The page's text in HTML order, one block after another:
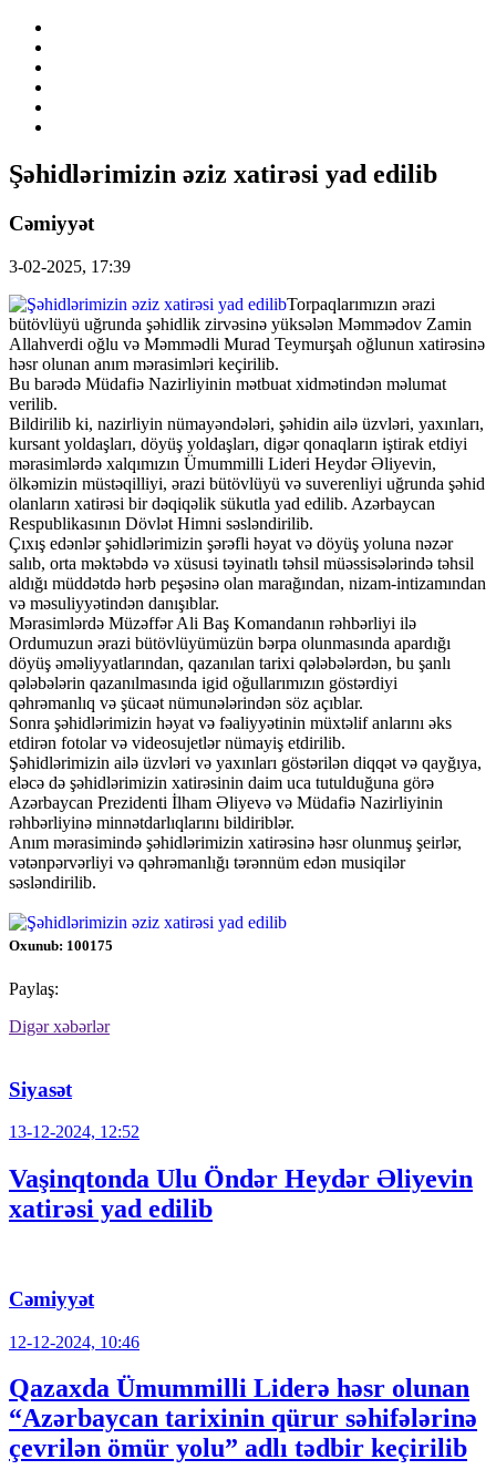
Şəhidlərimizin əziz xatirəsi yad edilib
Cəmiyyət
3-02-2025, 17:39
Torpaqlarımızın ərazi
bütövlüyü uğrunda şəhidlik zirvəsinə yüksələn Məmmədov Zamin
Allahverdi oğlu və Məmmədli Murad Teymurşah oğlunun xatirəsinə
həsr olunan anım mərasimləri keçirilib.
Bu barədə Müdafiə Nazirliyinin mətbuat xidmətindən məlumat
verilib.
Bildirilib ki, nazirliyin nümayəndələri, şəhidin ailə üzvləri, yaxınları,
kursant yoldaşları, döyüş yoldaşları, digər qonaqların iştirak etdiyi
mərasimlərdə xalqımızın Ümummilli Lideri Heydər Əliyevin,
ölkəmizin müstəqilliyi, ərazi bütövlüyü və suverenliyi uğrunda şəhid
olanların xatirəsi bir dəqiqəlik sükutla yad edilib. Azərbaycan
Respublikasının Dövlət Himni səsləndirilib.
Çıxış edənlər şəhidlərimizin şərəfli həyat və döyüş yoluna nəzər
salıb, orta məktəbdə və xüsusi təyinatlı təhsil müəssisələrində təhsil
aldığı müddətdə hərb peşəsinə olan marağından, nizam-intizamından
və məsuliyyətindən danışıblar.
Mərasimlərdə Müzəffər Ali Baş Komandanın rəhbərliyi ilə
Ordumuzun ərazi bütövlüyümüzün bərpa olunmasında apardığı
döyüş əməliyyatlarından, qazanılan tarixi qələbələrdən, bu şanlı
qələbələrin qazanılmasında igid oğullarımızın göstərdiyi
qəhrəmanlıq və şücaət nümunələrindən söz açıblar.
Sonra şəhidlərimizin həyat və fəaliyyətinin müxtəlif anlarını əks
etdirən fotolar və videosujetlər nümayiş etdirilib.
Şəhidlərimizin ailə üzvləri və yaxınları göstərilən diqqət və qayğıya,
eləcə də şəhidlərimizin xatirəsinin daim uca tutulduğuna görə
Azərbaycan Prezidenti İlham Əliyevə və Müdafiə Nazirliyinin
rəhbərliyinə minnətdarlıqlarını bildiriblər.
Anım mərasimində şəhidlərimizin xatirəsinə həsr olunmuş şeirlər,
vətənpərvərliyi və qəhrəmanlığı tərənnüm edən musiqilər
səsləndirilib.
Oxunub: 100175
Paylaş:
Digər xəbərlər
Siyasət
13-12-2024, 12:52
Vaşinqtonda Ulu Öndər Heydər Əliyevin
xatirəsi yad edilib
Cəmiyyət
12-12-2024, 10:46
Qazaxda Ümummilli Liderə həsr olunan
“Azərbaycan tarixinin qürur səhifələrinə
çevrilən ömür yolu” adlı tədbir keçirilib